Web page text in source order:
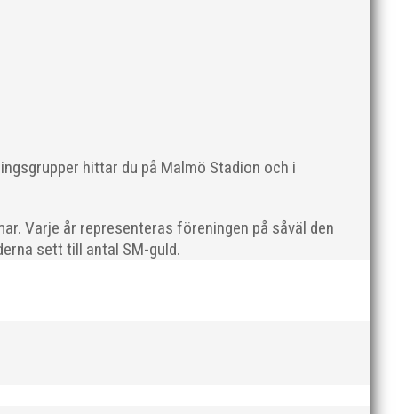
hittar du på Malmö Stadion och i
Varje år representeras föreningen på såväl den
sett till antal SM-guld.
ledare som alltid var på plats och igång